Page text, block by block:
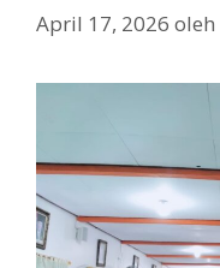
April 17, 2026 oleh